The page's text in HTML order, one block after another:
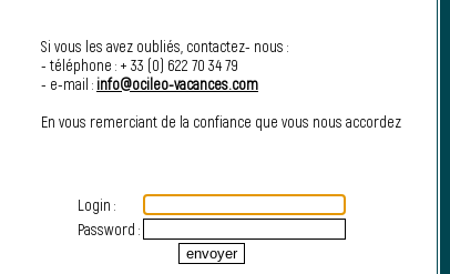
Si vous les avez oubliés, contactez- nous :
- téléphone : + 33 (0) 622 70 34 79
- e-mail : info@ocileo-vacances.com
En vous remerciant de la confiance que vous nous accordez
Login :
Password :